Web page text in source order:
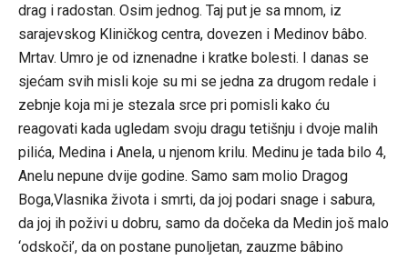
drag i radostan. Osim jednog. Taj put je sa mnom, iz
sarajevskog Kliničkog centra, dovezen i Medinov bâbo.
Mrtav. Umro je od iznenadne i kratke bolesti. I danas se
sjećam svih misli koje su mi se jedna za drugom redale i
zebnje koja mi je stezala srce pri pomisli kako ću
reagovati kada ugledam svoju dragu tetišnju i dvoje malih
pilića, Medina i Anela, u njenom krilu. Medinu je tada bilo 4,
Anelu nepune dvije godine. Samo sam molio Dragog
Boga,Vlasnika života i smrti, da joj podari snage i sabura,
da joj ih poživi u dobru, samo da dočeka da Medin još malo
‘odskoči’, da on postane punoljetan, zauzme bâbino